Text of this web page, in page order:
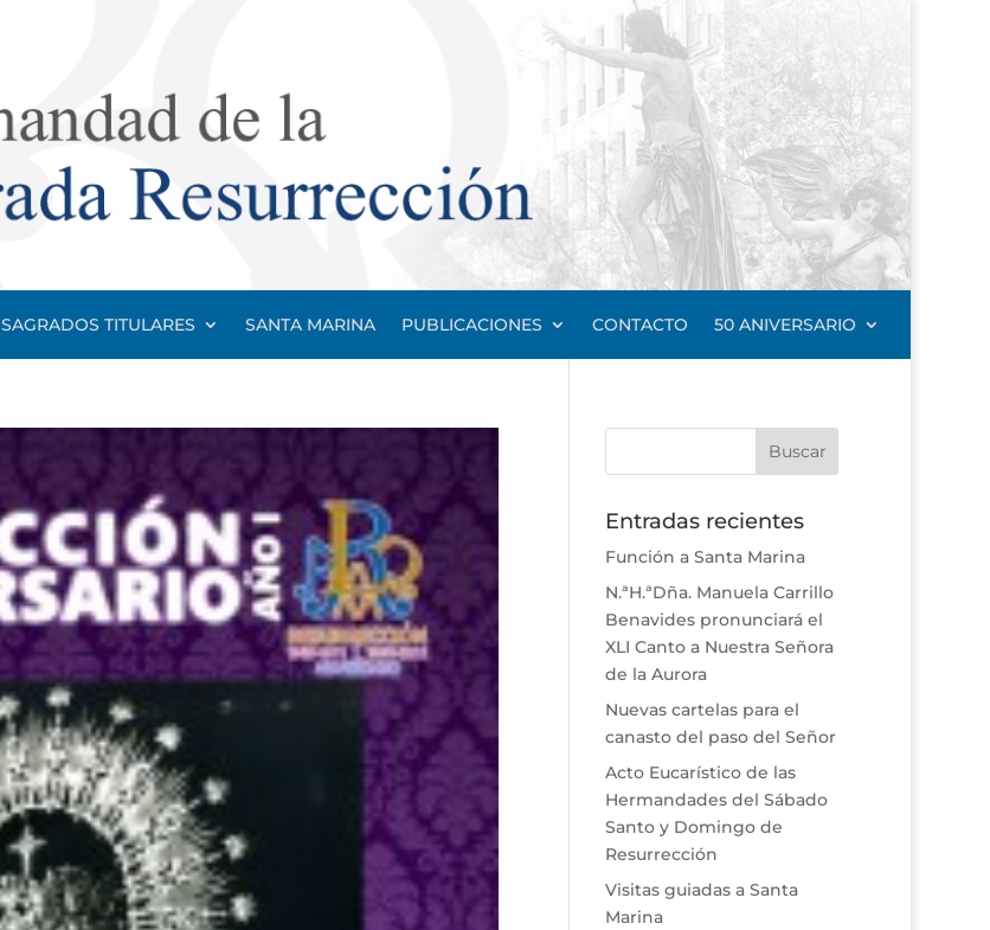
SAGRADOS TITULARES SANTA MARINA PUBLICACIONES CONTACTO 50 ANIVERSARIO
Entradas recientes
Función a Santa Marina
N.ªH.ªDña. Manuela Carrillo
Benavides pronunciará el
XLI Canto a Nuestra Señora
de la Aurora
Nuevas cartelas para el
canasto del paso del Señor
Acto Eucarístico de las
Hermandades del Sábado
Santo y Domingo de
Resurrección
Visitas guiadas a Santa
Marina